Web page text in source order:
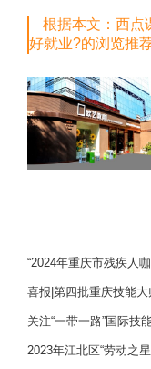
根据本文：西点
好就业?的浏览推
“2024年重庆市残疾人
训”职业技能提升计划活
喜报|第四批重庆技能
巴渝青年技能之星名单
技能培训学校技能人才
关注“一带一路”国际技
点，看手艺更考验审美
2023年江北区“劳动之